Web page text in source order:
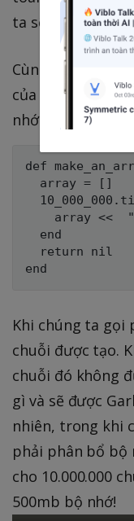
ta sẽ nói về điều
Cùng xem xét ví
của các đối
nhớ:
def
  array = []
array <<
  end
  return nil
Khi chúng ta gọi
chuỗi được tạo.
chuỗi đó không
gì và sẽ được
nhiên, trong khi
phải phân bổ bộ
cho 10.000.000
500mb bộ nhớ!